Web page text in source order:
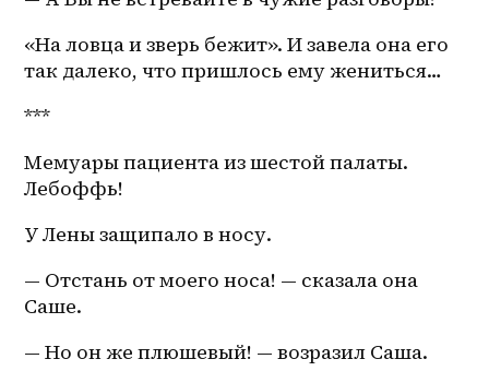
«На ловца и зверь бежит». И завела она его
так далеко, что пришлось ему жениться…
***
Мемуары пациента из шестой палаты.
Лебоффь!
У Лены защипало в носу.
— Отстань от моего носа! — сказала она
Саше.
— Но он же плюшевый! — возразил Саша.